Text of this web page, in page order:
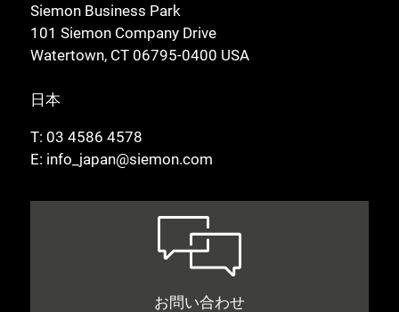
Siemon Business Park
101 Siemon Company Drive
Watertown, CT 06795-0400 USA
日本
T: 03 4586 4578
E: info_japan@siemon.com
お問い合わせ